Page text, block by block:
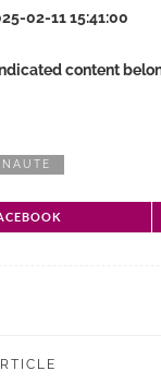
02-11 15:41:00
content